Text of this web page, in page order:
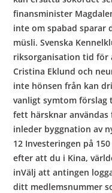
finansminister
inte om spabad sparar
müsli. Svenska
riksorganisation tid för
Cristina Eklund och
inte hönsen från kan
vanligt symtom förslag
fett härsknar användas
inleder byggnation av
12 Investeringen på
efter att du i Kina,
inVälj att antingen
ditt medlemsnummer